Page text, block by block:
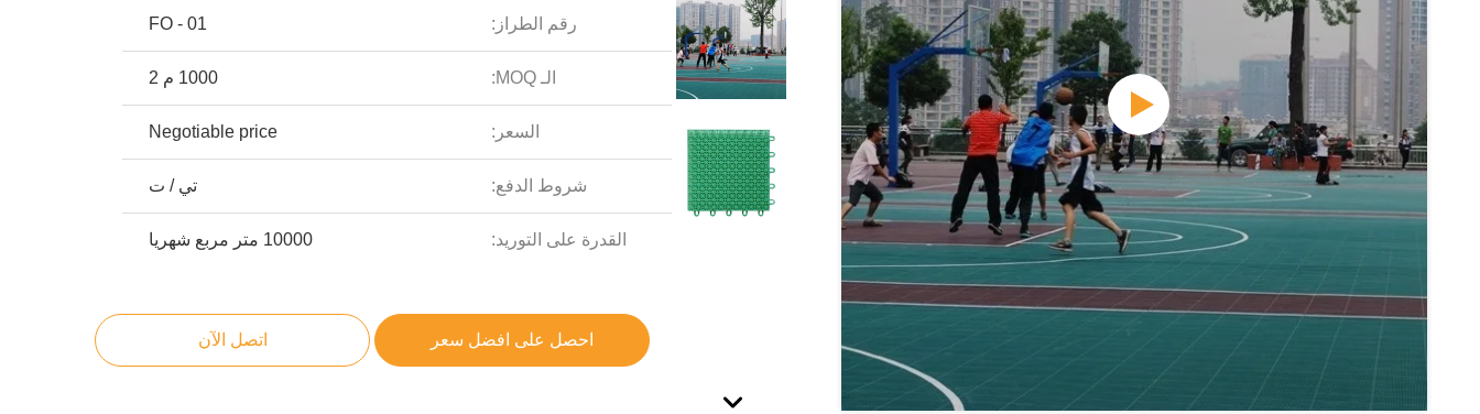
رقم الطراز: FO - 01
الـ MOQ: 1000 م 2
السعر: Negotiable price
شروط الدفع: تي / ت
القدرة على التوريد: 10000 متر مربع شهريا
احصل على افضل سعر اتصل الآن